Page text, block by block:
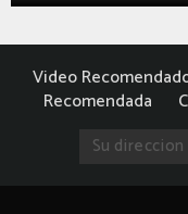
Video
Recomendada